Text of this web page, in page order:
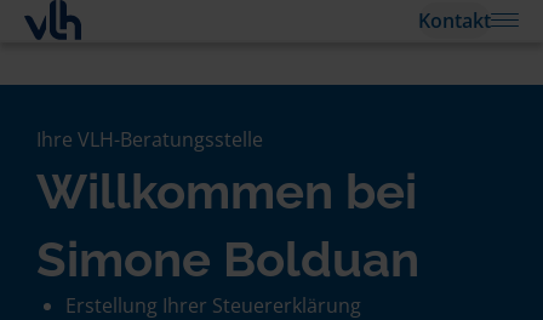
Kontakt
Ihre VLH-Beratungsstelle
Willkommen bei
Simone Bolduan
Erstellung Ihrer Steuererklärung